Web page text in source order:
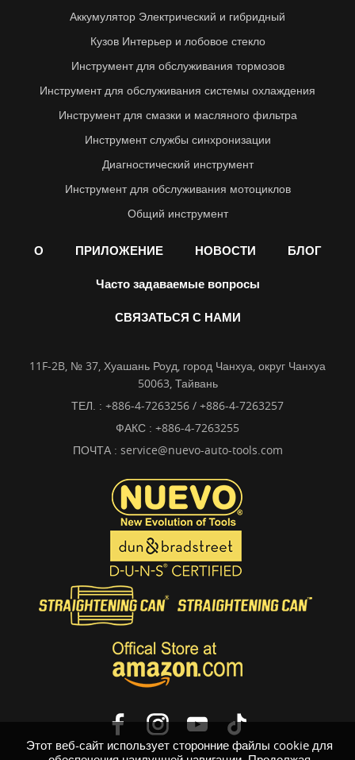
Этот веб-сайт использует сторонние файлы cookie для
Аккумулятор Электрический и гибридный
Кузов Интерьер и лобовое стекло
Инструмент для обслуживания тормозов
Инструмент для обслуживания системы охлаждения
Инструмент для смазки и масляного фильтра
Инструмент службы синхронизации
Диагностический инструмент
Инструмент для обслуживания мотоциклов
Общий инструмент
О ПРИЛОЖЕНИЕ НОВОСТИ БЛОГ
Часто задаваемые вопросы
СВЯЗАТЬСЯ С НАМИ
11F-2B, № 37, Хуашань Роуд, город Чанхуа, округ Чанхуа
50063, Тайвань
ТЕЛ. : +886-4-7263256 / +886-4-7263257
ФАКС : +886-4-7263255
ПОЧТА : service@nuevo-auto-tools.com